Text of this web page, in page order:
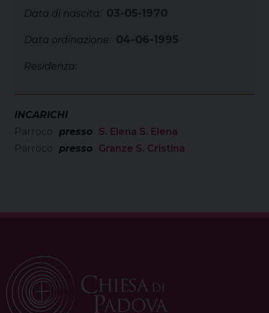
Data di nascita: 03-05-1970
Data ordinazione: 04-06-1995
Residenza:
INCARICHI
Parroco
presso S. Elena S. Elena
Parroco
presso Granze S. Cristina